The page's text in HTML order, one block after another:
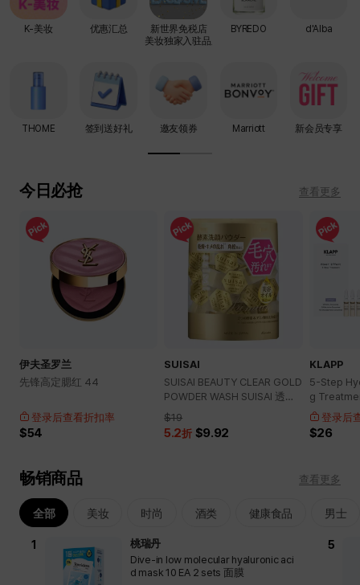
K-美妆
THOME
优惠汇总
签到送好礼
新世界免税店
美妆独家入驻品牌
邀友领券
BYREDO
Marriott
d'Alba
新会员专享
今日必抢 查看更多
伊夫圣罗兰
先锋高定腮红 44
登录后查看折扣率
$54
SUISAI
SUISAI BEAUTY CLEAR GOLD
POWDER WASH SUISAI 透亮
净肤金色洗颜粉
$19
5.2折 $9.92
KLAPP
5-Step
g
登录后
$26
畅销商品 查看更多
全部 美妆 时尚 酒类 健康食品 男士
桃瑞丹
Dive-in low molecular hyaluronic aci
d mask 10 EA 2 sets 面膜